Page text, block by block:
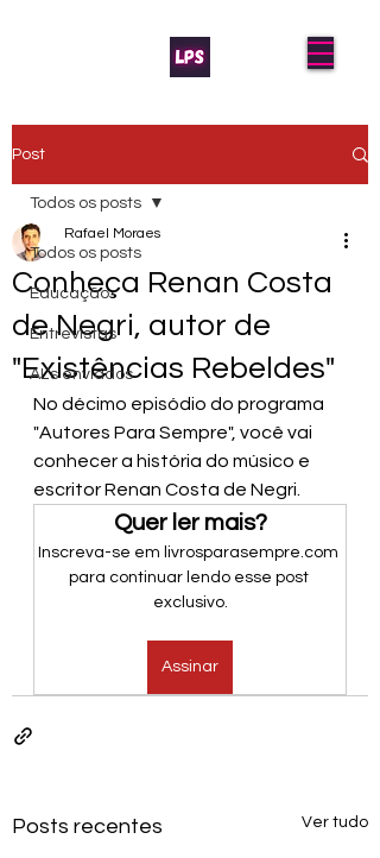
Post
Todos os posts
Educação
Entrevistas
AL's enviados
Todos os posts
Conheça Renan Costa
de Negri, autor de
"Existências Rebeldes"
Rafael Moraes
No décimo episódio do programa
"Autores Para Sempre", você vai
conhecer a história do músico e
escritor Renan Costa de Negri.
Quer ler mais?
Inscreva-se em livrosparasempre.com
para continuar lendo esse post
exclusivo.
Assinar
Posts recentes Ver tudo